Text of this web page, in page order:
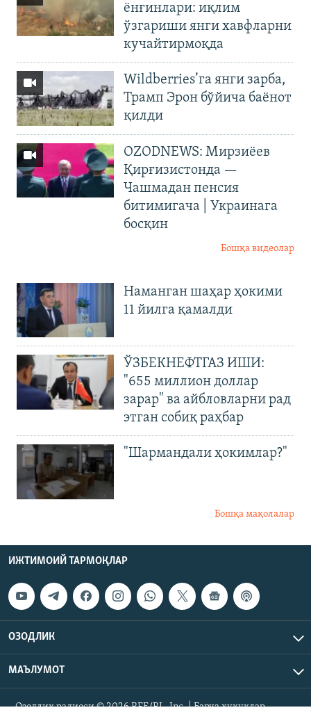
ёнғинлари: иқлим
ўзгариши янги хавфларни
кучайтирмоқда
Wildberries’га янги зарба,
Трамп Эрон бўйича баёнот
қилди
OZODNEWS: Мирзиёев
Қирғизистонда —
Чашмадан пенсия
битимигача | Украинага
босқин
Бошқа видеолар
Наманган шаҳар ҳокими
11 йилга қамалди
ЎЗБЕКНЕФТГАЗ ИШИ:
"655 миллион доллар
зарар" ва айбловларни рад
этган собиқ раҳбар
"Шармандали ҳокимлар?"
Бошқа мақолалар
ИЖТИМОИЙ ТАРМОҚЛАР
ОЗОДЛИК
МАЪЛУМОТ
Озодлик радиоси © 2026 RFE/RL, Inc. | Барча ҳуқуқлар